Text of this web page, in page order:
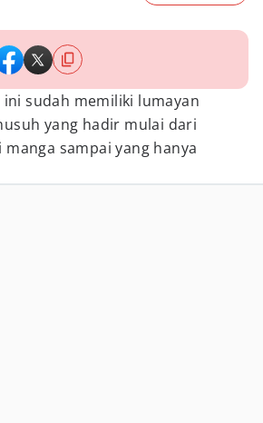
ini sudah memiliki lumayan
yang hadir mulai dari
sampai yang hanya